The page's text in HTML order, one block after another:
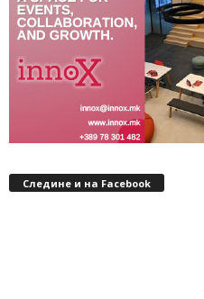
Следине и на Facebook